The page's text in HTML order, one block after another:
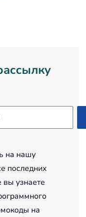
на нашу
последних
узнаете
на